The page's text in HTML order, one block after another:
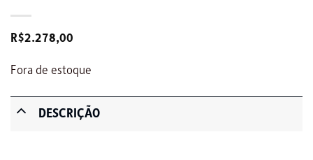
R$2.278,00
Fora de estoque
DESCRIÇÃO